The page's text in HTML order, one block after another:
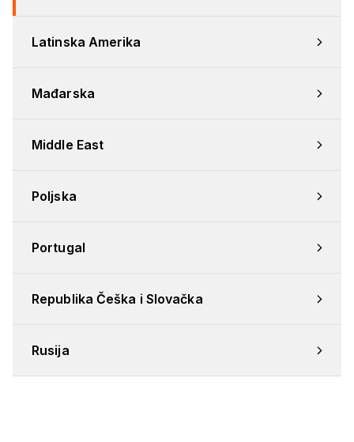
Latinska Amerika
Mađarska
Middle East
Poljska
Portugal
Republika Češka i Slovačka
Rusija